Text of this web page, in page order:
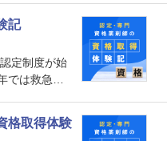
、専門性を
に寄り添え
療法認定薬
記
定制度が始
では救急病
今回はそん
格取得体験